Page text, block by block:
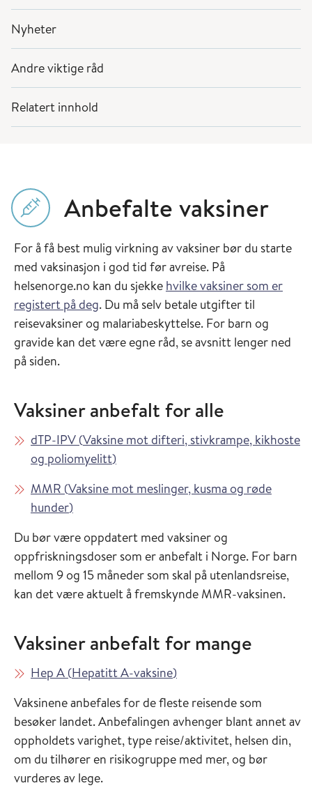
Nyheter
Andre viktige råd
Relatert innhold
Anbefalte vaksiner
For å få best mulig virkning av vaksiner bør du starte
med vaksinasjon i god tid før avreise. På
helsenorge.no kan du sjekke hvilke vaksiner som er
registert på deg. Du må selv betale utgifter til
reisevaksiner og malariabeskyttelse. For barn og
gravide kan det være egne råd, se avsnitt lenger ned
på siden.
Vaksiner anbefalt for alle
Les mer om
dTP-IPV (Vaksine mot difteri, stivkrampe, kikhoste
og poliomyelitt)i Vaksinasjonsveilederen
Les mer om
MMR (Vaksine mot meslinger, kusma og røde
hunder)i Vaksinasjonsveilederen
Du bør være oppdatert med vaksiner og
oppfriskningsdoser som er anbefalt i Norge. For barn
mellom 9 og 15 måneder som skal på utenlandsreise,
kan det være aktuelt å fremskynde MMR-vaksinen.
Vaksiner anbefalt for mange
Les mer om
Hep A (Hepatitt A-vaksine)i Vaksinasjonsveilederen
Vaksinene anbefales for de fleste reisende som
besøker landet. Anbefalingen avhenger blant annet av
oppholdets varighet, type reise/aktivitet, helsen din,
om du tilhører en risikogruppe med mer, og bør
vurderes av lege.